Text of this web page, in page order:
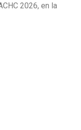
2026, en la